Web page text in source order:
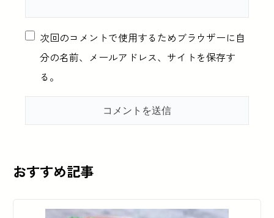
次回のコメントで使用するためブラウザーに自
分の名前、メールアドレス、サイトを保存す
る。
おすすめ記事